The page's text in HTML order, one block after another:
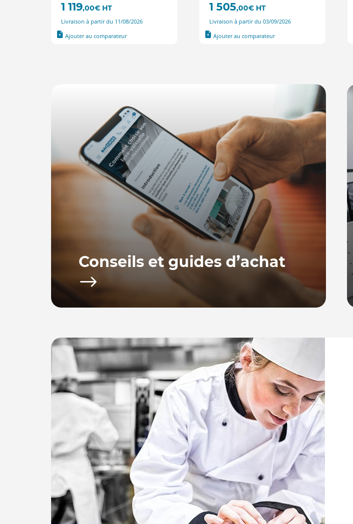
1 119,00€ HT
Livraison à partir du 11/08/2026
Ajouter au comparateur
1 505,00€ HT
Livraison à partir du 03/09/2026
Ajouter au comparateur
Conseils et guides d’achat
Bacchus equipements vous propose toute une série de guides
d’achat afin de vous fournir les conseils pour bien choisir et
utiliser votre équipement.